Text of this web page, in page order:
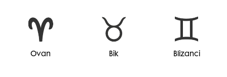
Ovan Bik Blizanci